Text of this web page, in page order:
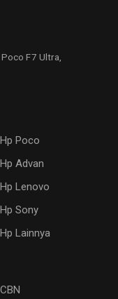
Poco F7 Ultra,
Hp Poco
Hp Advan
Hp Lenovo
Hp Sony
Hp Lainnya
CBN